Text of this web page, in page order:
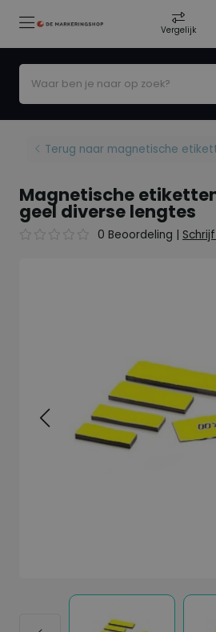
Vergelijk
Terug naar magnetische
Magnetische
geel diverse lengtes
0 Beoordeling |